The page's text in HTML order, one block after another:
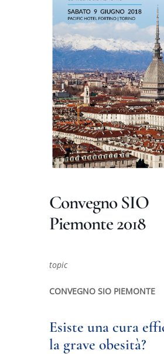
DIVULGAZIONE
RETE CENTRI
AREA SOCI
CONTATTI
Convegno SIO
Piemonte 2018
topic
CONVEGNO SIO PIEMONTE
Esiste una cura
la grave obesità?